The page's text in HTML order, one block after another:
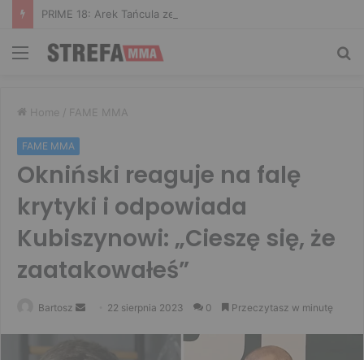
Menu
Home / FAME MMA
FAME MMA
Okniński reaguje na falę
krytyki i odpowiada
Kubiszynowi: „Cieszę się, że
zaatakowałeś”
Bartosz
Send 22 sierpnia 2023 0 Przeczytasz w minutę